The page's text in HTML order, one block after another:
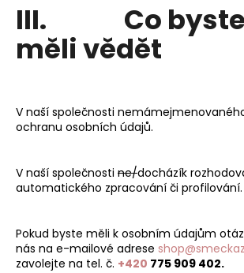
III. Co byste
měli vědět
V naší společnosti
ochranu osobních údajů.
V naší společnosti ne/docházík
automatického zpracování či profilování.
Pokud byste měli k osobním údajům
nás na e-mailové adrese
zavolejte na tel. č. +420 775 909 402.